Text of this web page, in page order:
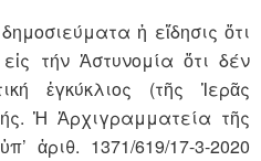
ἡ εἴδησις ὅτι
τήν Ἀστυνομία ὅτι δέν
ἐγκύκλιος (τῆς Ἱερᾶς
Ἡ Ἀρχιγραμματεία τῆς
ἀριθ. 1371/619/17-3-2020